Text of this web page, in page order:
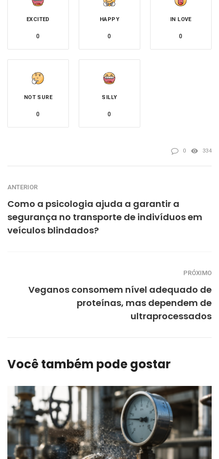
EXCITED
0
HAPPY
0
IN LOVE
0
NOT SURE
0
SILLY
0
0 334
ANTERIOR
Como a psicologia ajuda a garantir a
segurança no transporte de indivíduos em
veículos blindados?
PRÓXIMO
Veganos consomem nível adequado de
proteínas, mas dependem de
ultraprocessados
Você também pode gostar